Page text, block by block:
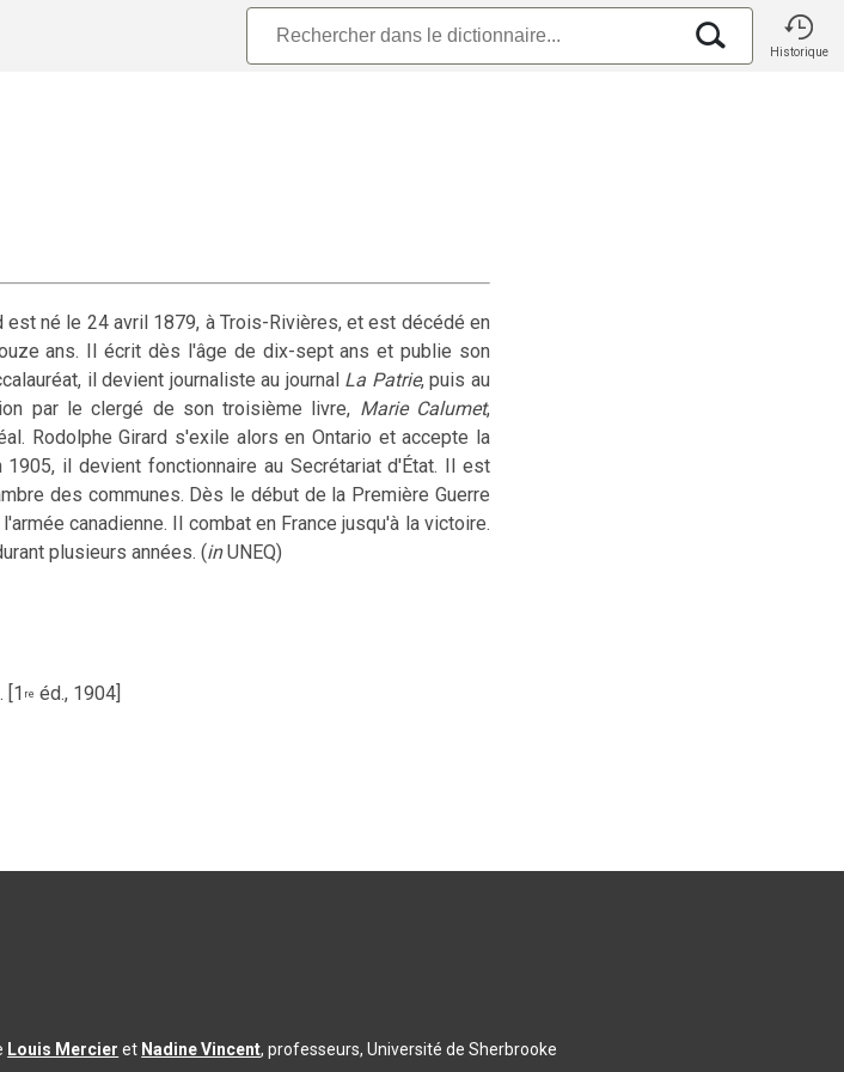
Historique
né le 24 avril 1879, à Trois-Rivières, et est décédé en
ans. Il écrit dès l'âge de dix-sept ans et publie son
il devient journaliste au journal La Patrie, puis au
par le clergé de son troisième livre, Marie Calumet,
Rodolphe Girard s'exile alors en Ontario et accepte la
1905, il devient fonctionnaire au Secrétariat d'État. Il est
des communes. Dès le début de la Première Guerre
canadienne. Il combat en France jusqu'à la victoire.
plusieurs années. (inUNEQ)
[1 re éd., 1904]
Louis Mercier et Nadine Vincent, professeurs, Université de Sherbrooke